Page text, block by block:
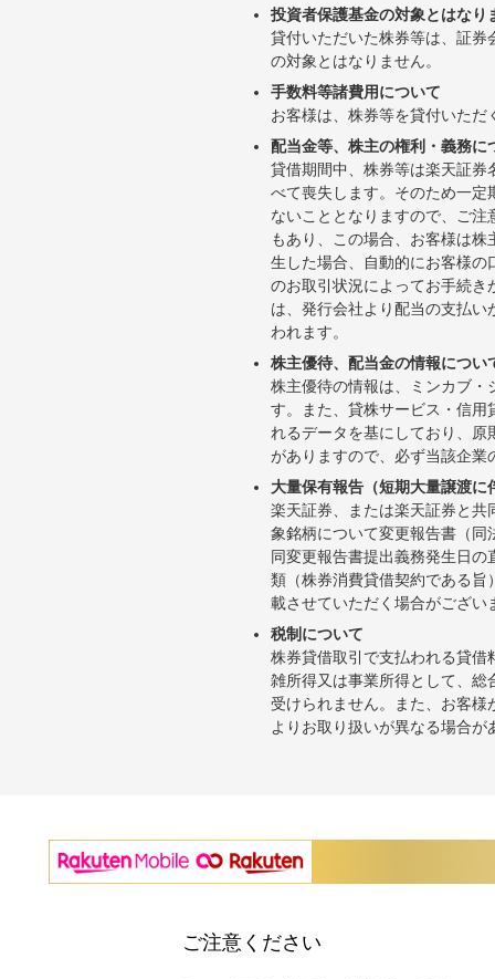
投資者保護基金の対象とはなり
貸付いただいた株券等は、証
の対象とはなりません。
手数料等諸費用について
お客様は、株券等を貸付いた
配当金等、株主の権利・義務に
貸借期間中、株券等は楽天証
べて喪失します。そのため一
ないこととなりますので、ご
もあり、この場合、お客様は
生した場合、自動的にお客様
のお取引状況によってお手続
は、発行会社より配当の支払
われます。
株主優待、配当金の情報につい
株主優待の情報は、ミンカブ
す。また、貸株サービス・信
れるデータを基にしており、
がありますので、必ず当該企
大量保有報告（短期大量譲渡
楽天証券、または楽天証券と
象銘柄について変更報告書（
同変更報告書提出義務発生日
類（株券消費貸借契約である
載させていただく場合がござ
税制について
株券貸借取引で支払われる貸
雑所得又は事業所得として、
受けられません。また、お客
よりお取り扱いが異なる場合
ご注意ください